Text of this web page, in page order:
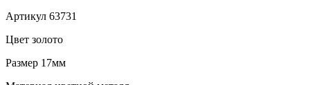
Артикул 63731
Цвет золото
Размер 17мм